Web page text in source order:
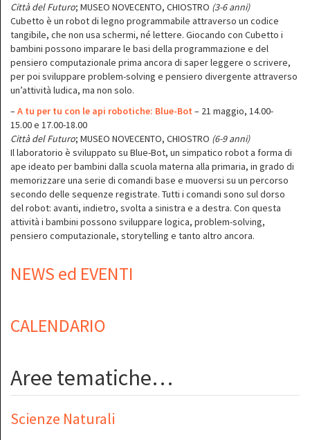
Città del Futuro; MUSEO NOVECENTO, CHIOSTRO (3-6 anni)
Cubetto è un robot di legno programmabile attraverso un codice
tangibile, che non usa schermi, né lettere. Giocando con Cubetto i
bambini possono imparare le basi della programmazione e del
pensiero computazionale prima ancora di saper leggere o scrivere,
per poi sviluppare problem-solving e pensiero divergente attraverso
un’attività ludica, ma non solo.
–A tu per tu con le api robotiche: Blue-Bot – 21 maggio, 14.00-
15.00 e 17.00-18.00
Città del Futuro; MUSEO NOVECENTO, CHIOSTRO (6-9 anni)
Il laboratorio è sviluppato su Blue-Bot, un simpatico robot a forma di
ape ideato per bambini dalla scuola materna alla primaria, in grado di
memorizzare una serie di comandi base e muoversi su un percorso
secondo delle sequenze registrate. Tutti i comandi sono sul dorso
del robot: avanti, indietro, svolta a sinistra e a destra. Con questa
attività i bambini possono sviluppare logica, problem-solving,
pensiero computazionale, storytelling e tanto altro ancora.
NEWS ed EVENTI
CALENDARIO
Aree tematiche…
Scienze Naturali